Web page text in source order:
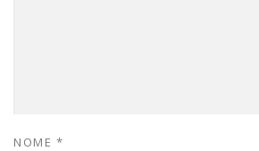
NOME *